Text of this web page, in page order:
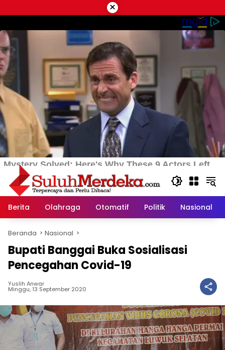
ke
×
Berita Olahraga Otomatif Politik Nasional
Beranda Nasional
Bupati Banggai Buka Sosialisasi
Pencegahan Covid-19
Yuslih Anwar
Minggu, 13 September 2020